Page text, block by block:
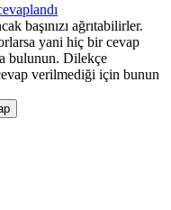
başınızı ağrıtabilirler.
yani hiç bir cevap
bulunun. Dilekçe
verilmediği için bunun